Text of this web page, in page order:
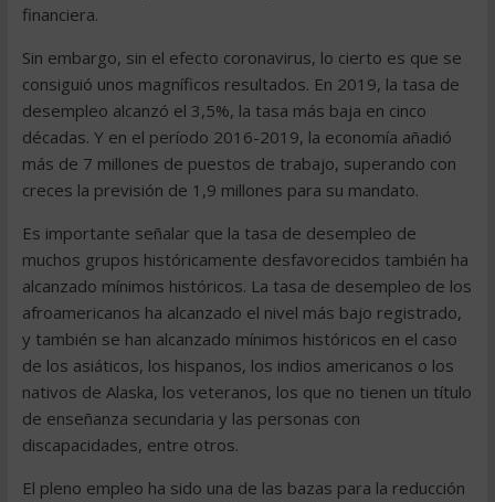
financiera.
Sin embargo, sin el efecto coronavirus, lo cierto es que se
consiguió unos magníficos resultados. En 2019, la tasa de
desempleo alcanzó el 3,5%, la tasa más baja en cinco
décadas. Y en el período 2016-2019, la economía añadió
más de 7 millones de puestos de trabajo, superando con
creces la previsión de 1,9 millones para su mandato.
Es importante señalar que la tasa de desempleo de
muchos grupos históricamente desfavorecidos también ha
alcanzado mínimos históricos. La tasa de desempleo de los
afroamericanos ha alcanzado el nivel más bajo registrado,
y también se han alcanzado mínimos históricos en el caso
de los asiáticos, los hispanos, los indios americanos o los
nativos de Alaska, los veteranos, los que no tienen un título
de enseñanza secundaria y las personas con
discapacidades, entre otros.
El pleno empleo ha sido una de las bazas para la reducción